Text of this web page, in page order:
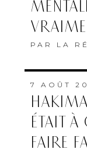
PAR LA
7 AOÛT
ÉTAIT
FAIRE